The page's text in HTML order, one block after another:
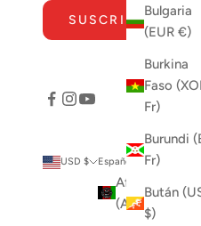
Bulgaria
(EUR €)
Burkina
Faso
Fr)
Burundi
Fr)
Bután
$)
SUSCRIBIRSE
USD $
País
Afganistán
Español
Idioma
Español